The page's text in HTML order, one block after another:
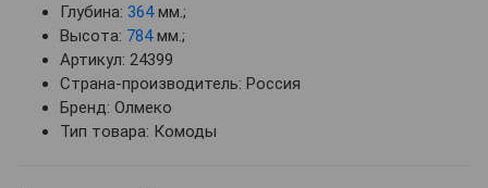
Глубина: 364мм.;
Высота: 784мм.;
Артикул: 24399
Страна-производитель: Россия
Бренд: Олмеко
Тип товара: Комоды